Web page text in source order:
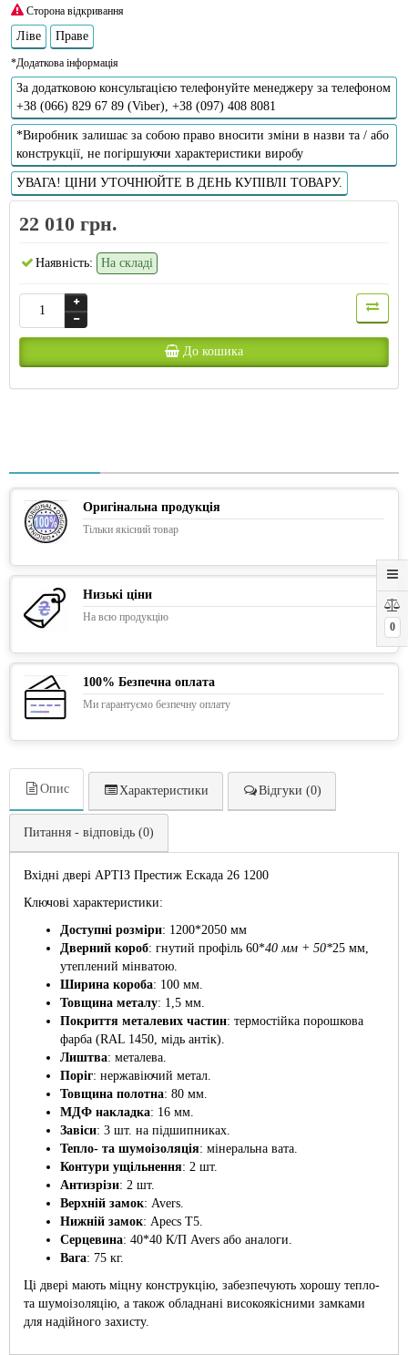
0
Сторона відкривання
Ліве Праве
*Додаткова інформація
За додатковою консультацією телефонуйте менеджеру за телефоном
+38 (066) 829 67 89 (Viber), +38 (097) 408 8081
*Виробник залишає за собою право вносити зміни в назви та / або
конструкції, не погіршуючи характеристики виробу
УВАГА! ЦІНИ УТОЧНЮЙТЕ В ДЕНЬ КУПІВЛІ ТОВАРУ.
22 010 грн.
Наявність: На складі
До кошика
Оригінальна продукція
Тільки якісний товар
Низькі ціни
На всю продукцію
100% Безпечна оплата
Ми гарантуємо безпечну оплату
Опис Характеристики Відгуки (0)
Питання - відповідь (0)
Вхідні двері АРТІЗ Престиж Ескада 26 1200
Ключові характеристики:
Доступні розміри: 1200*2050 мм
Дверний короб: гнутий профіль 60*40 мм + 50*25 мм,
утеплений мінватою.
Ширина короба: 100 мм.
Товщина металу: 1,5 мм.
Покриття металевих частин: термостійка порошкова
фарба (RAL 1450, мідь антік).
Лиштва: металева.
Поріг: нержавіючий метал.
Товщина полотна: 80 мм.
МДФ накладка: 16 мм.
Завіси: 3 шт. на підшипниках.
Тепло- та шумоізоляція: мінеральна вата.
Контури ущільнення: 2 шт.
Антизрізи: 2 шт.
Верхній замок: Avers.
Нижній замок: Apecs T5.
Серцевина: 40*40 К/П Avers або аналоги.
Вага: 75 кг.
Ці двері мають міцну конструкцію, забезпечують хорошу тепло-
та шумоізоляцію, а також обладнані високоякісними замками
для надійного захисту.